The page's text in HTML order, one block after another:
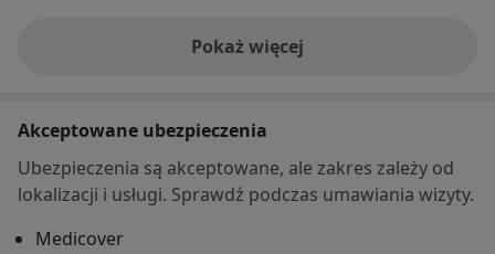
Pokaż więcej
o adresie
Akceptowane ubezpieczenia
Ubezpieczenia są akceptowane, ale zakres zależy od
lokalizacji i usługi. Sprawdź podczas umawiania wizyty.
Medicover